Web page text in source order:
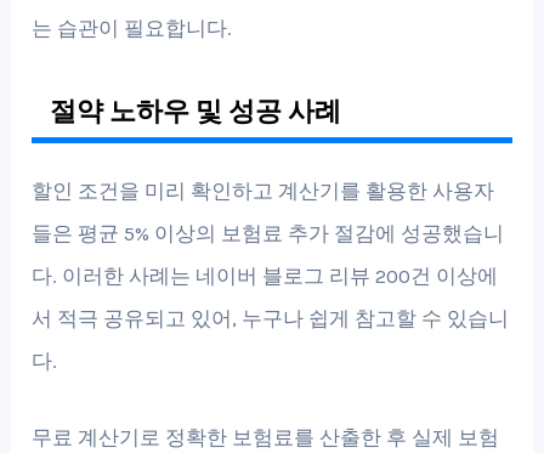
는 습관이 필요합니다.
절약 노하우 및 성공 사례
할인 조건을 미리 확인하고 계산기를 활용한 사용자
들은 평균 5% 이상의 보험료 추가 절감에 성공했습니
다. 이러한 사례는 네이버 블로그 리뷰 200건 이상에
서 적극 공유되고 있어, 누구나 쉽게 참고할 수 있습니
다.
무료 계산기로 정확한 보험료를 산출한 후 실제 보험